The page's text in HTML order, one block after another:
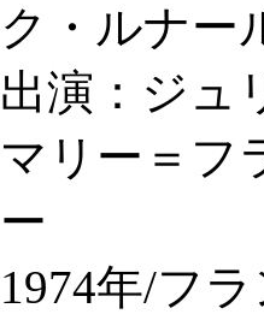
ク・ルナ
出演：ジュ
マリー＝フ
ー
1974年/フ